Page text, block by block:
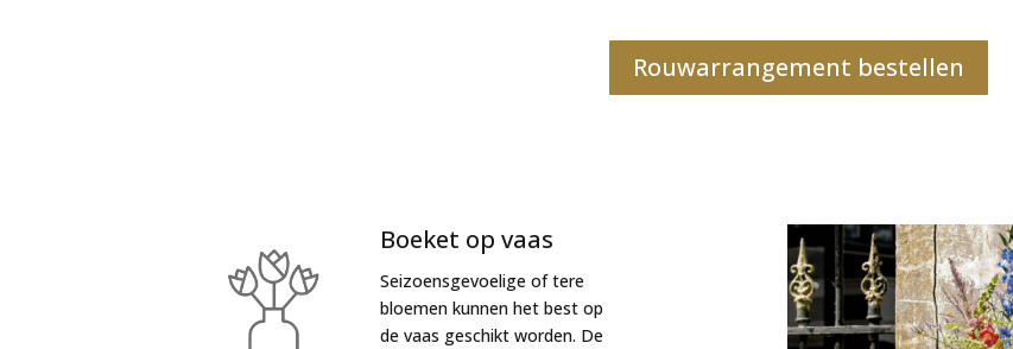
Rouwarrangement bestellen
Boeket op vaas
Seizoensgevoelige of tere
bloemen kunnen het best op
de vaas geschikt worden. De